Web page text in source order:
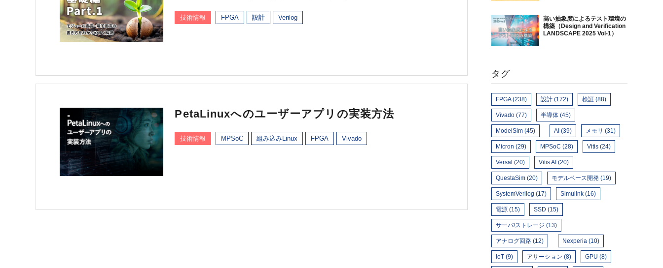
技術情報 FPGA 設計 Verilog
PetaLinuxへのユーザーアプリの実装方法
技術情報 MPSoC 組み込みLinux FPGA Vivado
高い抽象度によるテスト環境の
構築（Design and Verification
LANDSCAPE 2025 Vol-1）
タグ
FPGA (238) 設計 (172) 検証 (88)
Vivado (77) 半導体 (45)
ModelSim (45) AI (39) メモリ (31)
Micron (29) MPSoC (28) Vitis (24)
Versal (20) Vitis AI (20)
QuestaSim (20) モデルベース開発 (19)
SystemVerilog (17) Simulink (16)
電源 (15) SSD (15)
サーバ/ストレージ (13)
アナログ回路 (12) Nexperia (10)
IoT (9) アサーション (8) GPU (8)